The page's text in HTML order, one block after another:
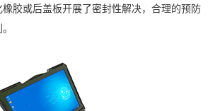
胶或后盖板开展了密封性解决，合理的预防